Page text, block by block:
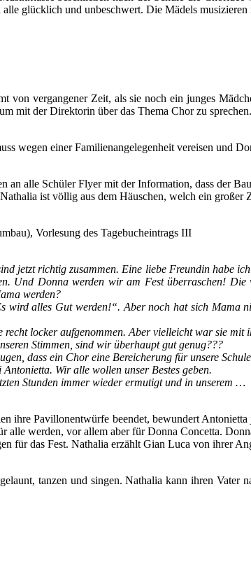
glücklich und unbeschwert. Die Mädels
von vergangener Zeit, als sie noch ein junges
mit der Direktorin über das Thema Chor zu
wegen einer Familienangelegenheit vereisen und
an alle Schüler Flyer mit der Information, dass der
ist völlig aus dem Häuschen, welch ein
Vorlesung des Tagebucheintrags III
jetzt richtig zusammen. Eine liebe Freundin habe
Und Donna werden wir am Fest überraschen!
werden?
alles Gut werden!“. Aber noch hat sich Mama
recht locker aufgenommen. Aber vielleicht war sie mit
Stimmen, sind wir überhaupt gut genug???
dass ein Chor eine Bereicherung für unsere
Wir alle wollen unser Bestes geben.
Stunden immer wieder ermutigt und in unserem …
ihre Pavillonentwürfe beendet, bewundert
alle werden, vor allem aber für Donna Concetta.
für das Fest. Nathalia erzählt Gian Luca von ihrer
tanzen und singen. Nathalia kann ihren